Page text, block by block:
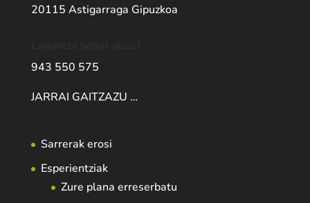
20115 Astigarraga Gipuzkoa
943 550 575
JARRAI GAITZAZU …
Sarrerak erosi
Esperientziak
Zure plana erreserbatu